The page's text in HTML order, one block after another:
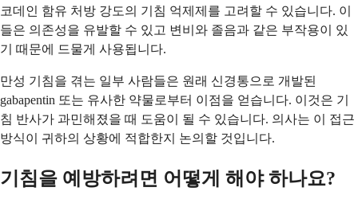
코데인 함유 처방 강도의 기침 억제제를 고려할 수 있습니다. 이
들은 의존성을 유발할 수 있고 변비와 졸음과 같은 부작용이 있
기 때문에 드물게 사용됩니다.
만성 기침을 겪는 일부 사람들은 원래 신경통으로 개발된
gabapentin 또는 유사한 약물로부터 이점을 얻습니다. 이것은 기
침 반사가 과민해졌을 때 도움이 될 수 있습니다. 의사는 이 접근
방식이 귀하의 상황에 적합한지 논의할 것입니다.
기침을 예방하려면 어떻게 해야 하나요?